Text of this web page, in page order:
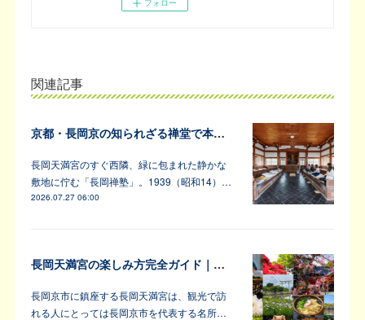
関連記事
京都・長岡京の知られざる禅堂で本格的な坐禅体験
長岡天満宮のすぐ西隣、緑に包まれた静かな
敷地に佇む「長岡禅塾」。1939（昭和14）…
2026.07.27 06:00
長岡天満宮の楽しみ方完全ガイド｜アンバサダーが教えます！
長岡京市に鎮座する長岡天満宮は、観光で訪
れる人にとっては長岡京市を代表する名所…